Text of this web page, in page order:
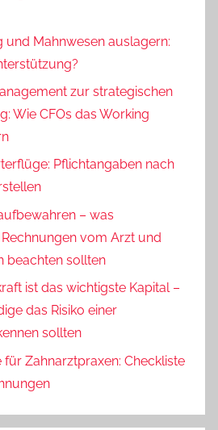
und Mahnwesen auslagern:
zur strategischen
Wie CFOs das Working
Pflichtangaben nach
– was
vom Arzt und
beachten sollten
ist das wichtigste Kapital –
das Risiko einer
sollten
Zahnarztpraxen: Checkliste